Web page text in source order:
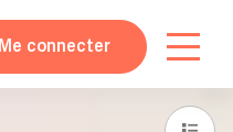
Me connecter